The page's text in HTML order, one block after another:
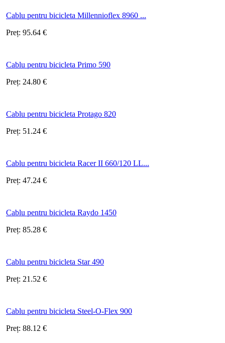
Cablu pentru bicicleta Millennioflex 8960 ...
Preț: 95.64 €
Cablu pentru bicicleta Primo 590
Preț: 24.80 €
Cablu pentru bicicleta Protago 820
Preț: 51.24 €
Cablu pentru bicicleta Racer II 660/120 LL...
Preț: 47.24 €
Cablu pentru bicicleta Raydo 1450
Preț: 85.28 €
Cablu pentru bicicleta Star 490
Preț: 21.52 €
Cablu pentru bicicleta Steel-O-Flex 900
Preț: 88.12 €